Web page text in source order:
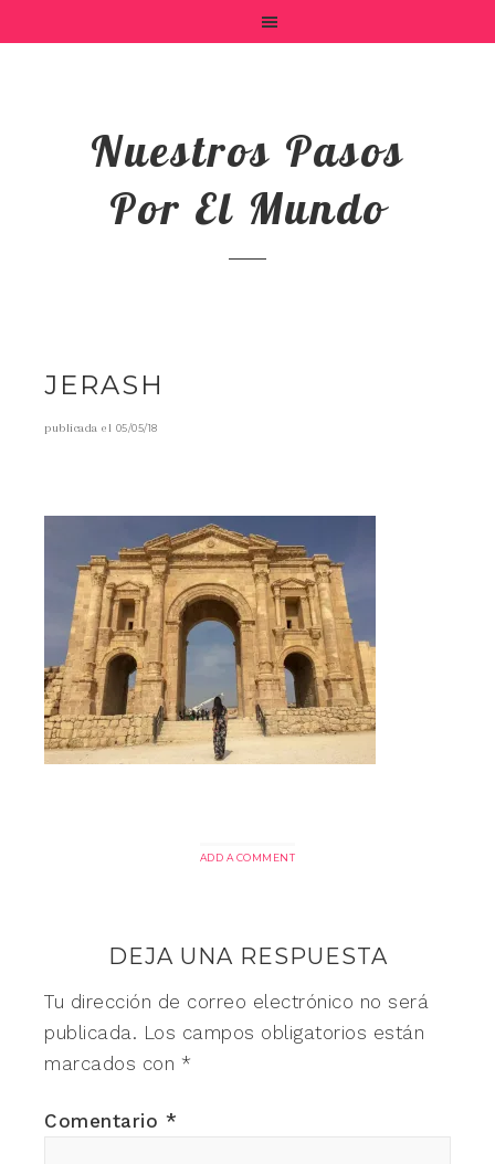
Nuestros Pasos
Por El Mundo
JERASH
publicada el 05/05/18
ADD A COMMENT
DEJA UNA RESPUESTA
Tu dirección de correo electrónico no será
publicada. Los campos obligatorios están
marcados con *
Comentario *